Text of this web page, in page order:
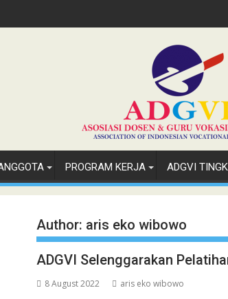
PROGRAM KERJA ADGVI
Author: aris eko wibowo
ADGVI Selenggarakan
8 August 2022 aris eko wibowo